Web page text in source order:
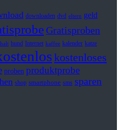
downloaden dvd eltern geld
Gratisproben
hund Internet kaffee kalender katze
kostenloses
proben produktprobe
shop smartphone sms sparen